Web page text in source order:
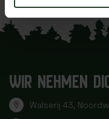
WIR NEHMEN
Walserij 43,